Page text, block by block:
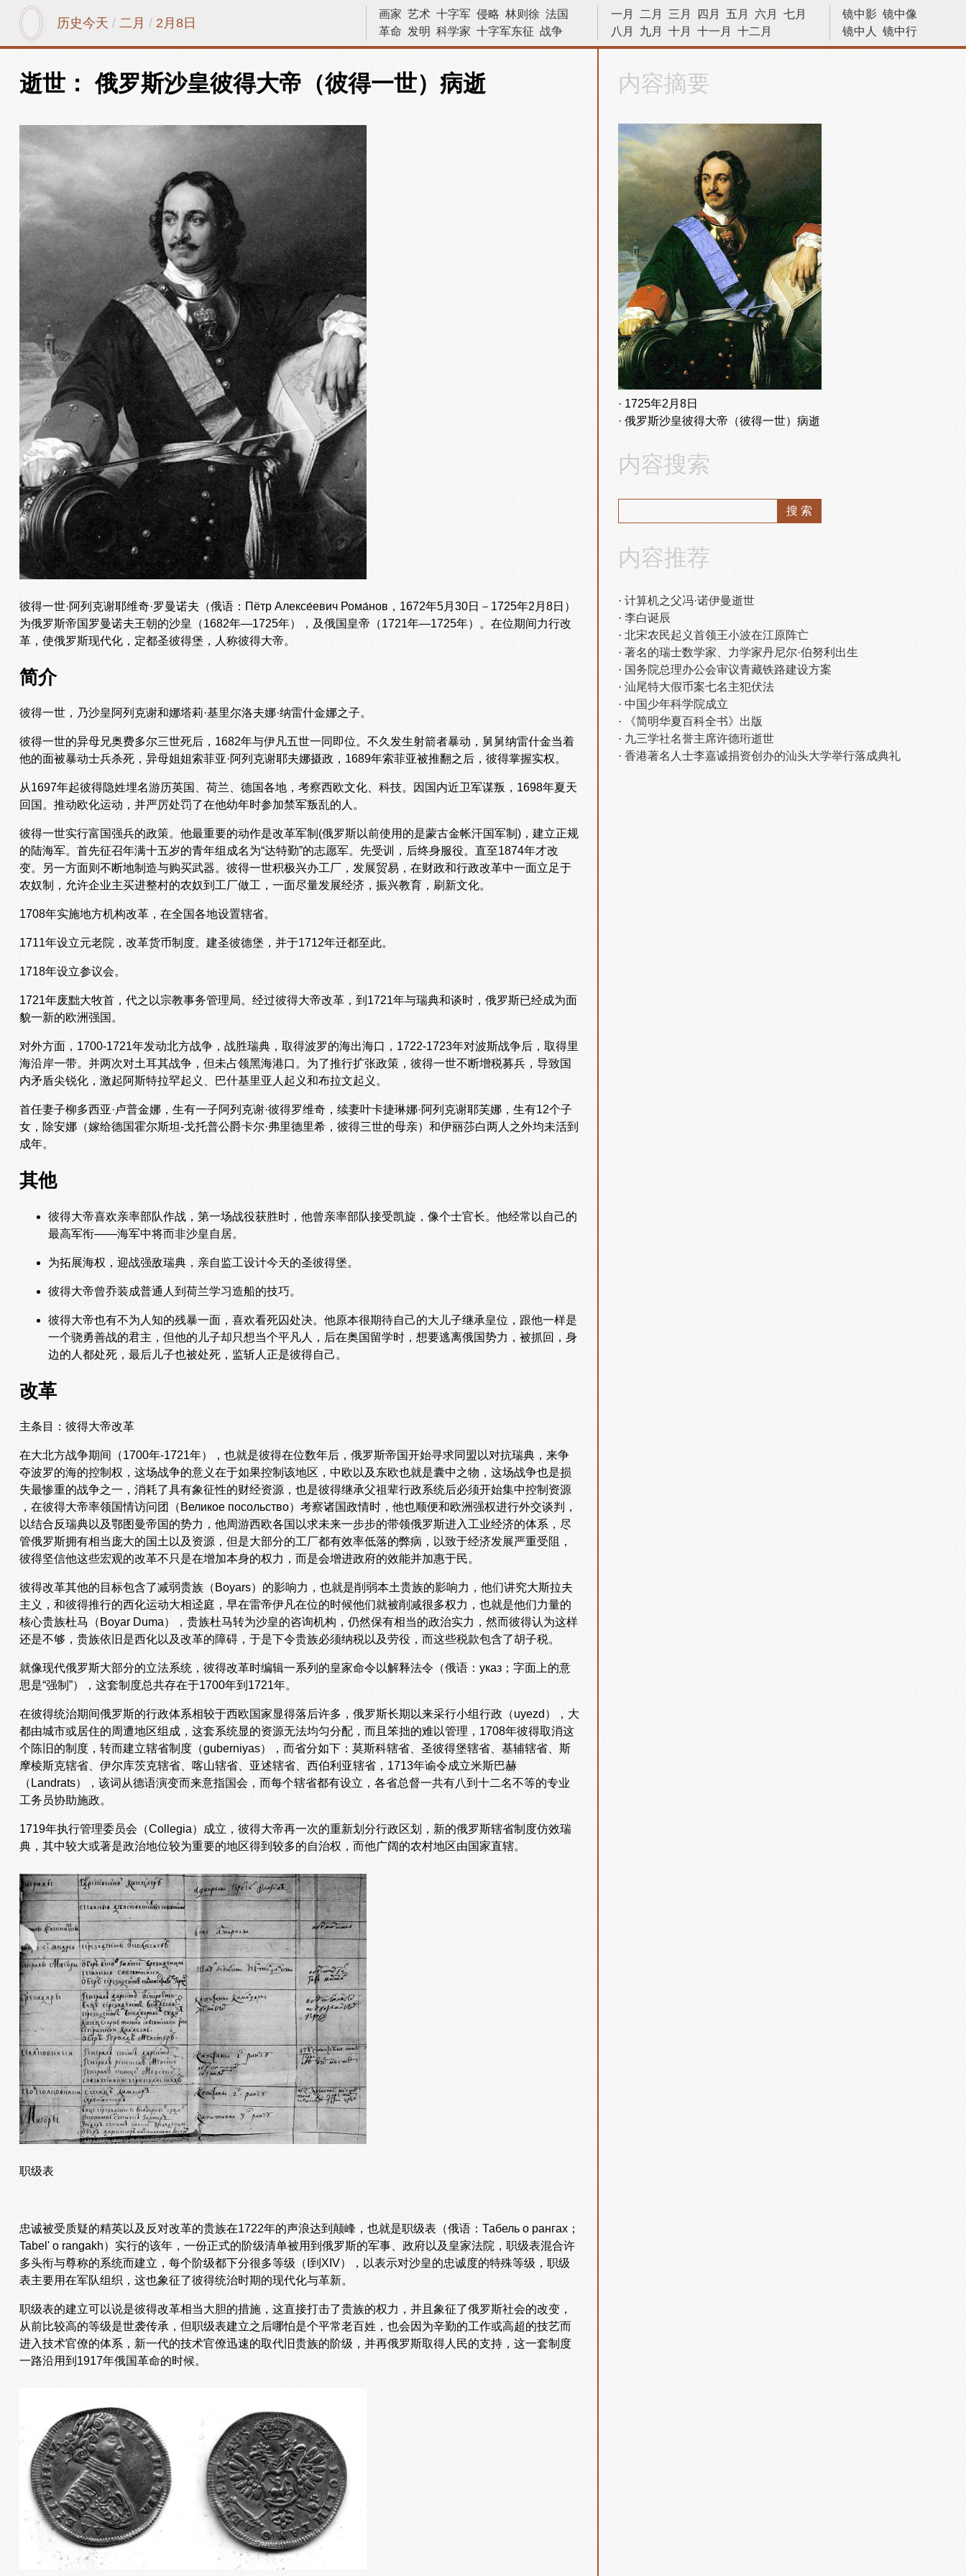
历史今天 / 二月 / 2月8日
镜中影 镜中像
镜中人
镜中行
历史今天
一月 二月 三月 四月 五月 六月
七月
八月
九月 十月 十一月 十二月
画家 艺术 十字军 侵略 林则徐 法国
革命 发明 科学家 十字军东征 战争
宇宙 数学家 中国 内战 文学家
天文学
小说家 越战
逝世： 俄罗斯沙皇彼得大帝（彼得一世）病逝
彼得一世·阿列克谢耶维奇·罗曼诺夫（俄语：Пётр Алексе́евич Рома́нов，1672年5月30日－1725年2月8日）
为俄罗斯帝国罗曼诺夫王朝的沙皇（1682年—1725年），及俄国皇帝（1721年—1725年）。在位期间力行改
革，使俄罗斯现代化，定都圣彼得堡，人称彼得大帝。
简介
彼得一世，乃沙皇阿列克谢和娜塔莉·基里尔洛夫娜·纳雷什金娜之子。
彼得一世的异母兄奥费多尔三世死后，1682年与伊凡五世一同即位。不久发生射箭者暴动，舅舅纳雷什金当着
他的面被暴动士兵杀死，异母姐姐索菲亚·阿列克谢耶夫娜摄政，1689年索菲亚被推翻之后，彼得掌握实权。
从1697年起彼得隐姓埋名游历英国、荷兰、德国各地，考察西欧文化、科技。因国内近卫军谋叛，1698年夏天
回国。推动欧化运动，并严厉处罚了在他幼年时参加禁军叛乱的人。
彼得一世实行富国强兵的政策。他最重要的动作是改革军制(俄罗斯以前使用的是蒙古金帐汗国军制)，建立正规
的陆海军。首先征召年满十五岁的青年组成名为“达特勤”的志愿军。先受训，后终身服役。直至1874年才改
变。另一方面则不断地制造与购买武器。彼得一世积极兴办工厂，发展贸易，在财政和行政改革中一面立足于
农奴制，允许企业主买进整村的农奴到工厂做工，一面尽量发展经济，振兴教育，刷新文化。
1708年实施地方机构改革，在全国各地设置辖省。
1711年设立元老院，改革货币制度。建圣彼德堡，并于1712年迁都至此。
1718年设立参议会。
1721年废黜大牧首，代之以宗教事务管理局。经过彼得大帝改革，到1721年与瑞典和谈时，俄罗斯已经成为面
貌一新的欧洲强国。
对外方面，1700-1721年发动北方战争，战胜瑞典，取得波罗的海出海口，1722-1723年对波斯战争后，取得里
海沿岸一带。并两次对土耳其战争，但未占领黑海港口。为了推行扩张政策，彼得一世不断增税募兵，导致国
内矛盾尖锐化，激起阿斯特拉罕起义、巴什基里亚人起义和布拉文起义。
首任妻子柳多西亚·卢普金娜，生有一子阿列克谢·彼得罗维奇，续妻叶卡捷琳娜·阿列克谢耶芙娜，生有12个子
女，除安娜（嫁给德国霍尔斯坦-戈托普公爵卡尔·弗里德里希，彼得三世的母亲）和伊丽莎白两人之外均未活到
成年。
其他
彼得大帝喜欢亲率部队作战，第一场战役获胜时，他曾亲率部队接受凯旋，像个士官长。他经常以自己的
最高军衔——海军中将而非沙皇自居。
为拓展海权，迎战强敌瑞典，亲自监工设计今天的圣彼得堡。
彼得大帝曾乔装成普通人到荷兰学习造船的技巧。
彼得大帝也有不为人知的残暴一面，喜欢看死囚处决。他原本很期待自己的大儿子继承皇位，跟他一样是
一个骁勇善战的君主，但他的儿子却只想当个平凡人，后在奥国留学时，想要逃离俄国势力，被抓回，身
边的人都处死，最后儿子也被处死，监斩人正是彼得自己。
改革
主条目：彼得大帝改革
在大北方战争期间（1700年-1721年），也就是彼得在位数年后，俄罗斯帝国开始寻求同盟以对抗瑞典，来争
夺波罗的海的控制权，这场战争的意义在于如果控制该地区，中欧以及东欧也就是囊中之物，这场战争也是损
失最惨重的战争之一，消耗了具有象征性的财经资源，也是彼得继承父祖辈行政系统后必须开始集中控制资源
，在彼得大帝率领国情访问团（Великое посольство）考察诸国政情时，他也顺便和欧洲强权进行外交谈判，
以结合反瑞典以及鄂图曼帝国的势力，他周游西欧各国以求未来一步步的带领俄罗斯进入工业经济的体系，尽
管俄罗斯拥有相当庞大的国土以及资源，但是大部分的工厂都有效率低落的弊病，以致于经济发展严重受阻，
彼得坚信他这些宏观的改革不只是在增加本身的权力，而是会增进政府的效能并加惠于民。
彼得改革其他的目标包含了减弱贵族（Boyars）的影响力，也就是削弱本土贵族的影响力，他们讲究大斯拉夫
主义，和彼得推行的西化运动大相迳庭，早在雷帝伊凡在位的时候他们就被削减很多权力，也就是他们力量的
核心贵族杜马（Boyar Duma），贵族杜马转为沙皇的咨询机构，仍然保有相当的政治实力，然而彼得认为这样
还是不够，贵族依旧是西化以及改革的障碍，于是下令贵族必须纳税以及劳役，而这些税款包含了胡子税。
就像现代俄罗斯大部分的立法系统，彼得改革时编辑一系列的皇家命令以解释法令（俄语：указ；字面上的意
思是“强制”），这套制度总共存在于1700年到1721年。
在彼得统治期间俄罗斯的行政体系相较于西欧国家显得落后许多，俄罗斯长期以来采行小组行政（uyezd），大
都由城市或居住的周遭地区组成，这套系统显的资源无法均匀分配，而且笨拙的难以管理，1708年彼得取消这
个陈旧的制度，转而建立辖省制度（guberniyas），而省分如下：莫斯科辖省、圣彼得堡辖省、基辅辖省、斯
摩棱斯克辖省、伊尔库茨克辖省、喀山辖省、亚述辖省、西伯利亚辖省，1713年谕令成立米斯巴赫
（Landrats），该词从德语演变而来意指国会，而每个辖省都有设立，各省总督一共有八到十二名不等的专业
工务员协助施政。
1719年执行管理委员会（Collegia）成立，彼得大帝再一次的重新划分行政区划，新的俄罗斯辖省制度仿效瑞
典，其中较大或著是政治地位较为重要的地区得到较多的自治权，而他广阔的农村地区由国家直辖。
职级表
忠诚被受质疑的精英以及反对改革的贵族在1722年的声浪达到颠峰，也就是职级表（俄语：Табель о рангах；
Tabel' o rangakh）实行的该年，一份正式的阶级清单被用到俄罗斯的军事、政府以及皇家法院，职级表混合许
多头衔与尊称的系统而建立，每个阶级都下分很多等级（I到XIV），以表示对沙皇的忠诚度的特殊等级，职级
表主要用在军队组织，这也象征了彼得统治时期的现代化与革新。
职级表的建立可以说是彼得改革相当大胆的措施，这直接打击了贵族的权力，并且象征了俄罗斯社会的改变，
从前比较高的等级是世袭传承，但职级表建立之后哪怕是个平常老百姓，也会因为辛勤的工作或高超的技艺而
进入技术官僚的体系，新一代的技术官僚迅速的取代旧贵族的阶级，并再俄罗斯取得人民的支持，这一套制度
一路沿用到1917年俄国革命的时候。
内容摘要
1725年2月8日
俄罗斯沙皇彼得大帝（彼得一世）病逝
内容搜索
内容推荐
计算机之父冯·诺伊曼逝世
李白诞辰
北宋农民起义首领王小波在江原阵亡
著名的瑞士数学家、力学家丹尼尔·伯努利出生
国务院总理办公会审议青藏铁路建设方案
汕尾特大假币案七名主犯伏法
中国少年科学院成立
《简明华夏百科全书》出版
九三学社名誉主席许德珩逝世
香港著名人士李嘉诚捐资创办的汕头大学举行落成典礼